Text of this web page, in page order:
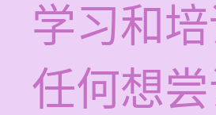
学习和
任何想